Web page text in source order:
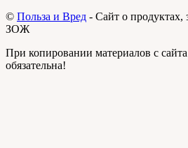
© Польза и Вред - Сайт о продуктах,
ЗОЖ
При копировании материалов с
обязательна!